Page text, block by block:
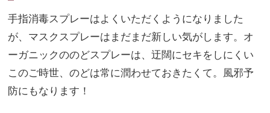
手指消毒スプレーはよくいただくようになりました
が、マスクスプレーはまだまだ新しい気がします。オ
ーガニックののどスプレーは、迂闊にセキをしにくい
このご時世、のどは常に潤わせておきたくて。風邪予
防にもなります！